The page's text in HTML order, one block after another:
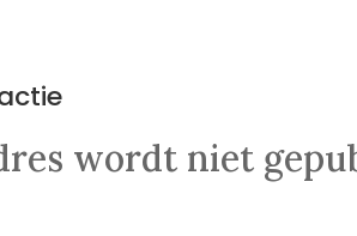
wordt niet